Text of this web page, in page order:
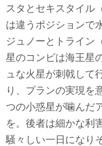
スタとセキスタイル
は違うポジションで
ジュノーとトライン
星のコンビは海王星
ュな火星が刺戟して
り、プランの実現を
つの小惑星が噛んだ
を。後者は細かな利
騒々しい一日になり